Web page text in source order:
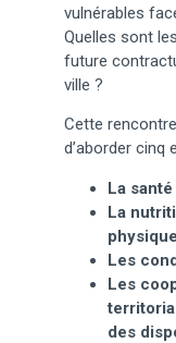
vulnérables
Quelles sont
future
ville ?
Cette
d’aborder cinq
La
La
Les
Les
des